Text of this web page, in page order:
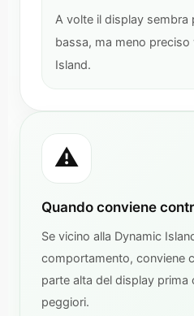
A volte il display sembra
bassa, ma meno preciso
Island.
⚠️
Quando conviene
Se vicino alla Dynamic
comportamento, conviene
parte alta del display prima
peggiori.